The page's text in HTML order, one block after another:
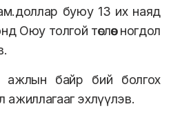
ам.доллар буюу 13 их наяд
Оюу толгой төслөөс ногдол
байр бий болгох
ажиллагааг эхлүүлэв.